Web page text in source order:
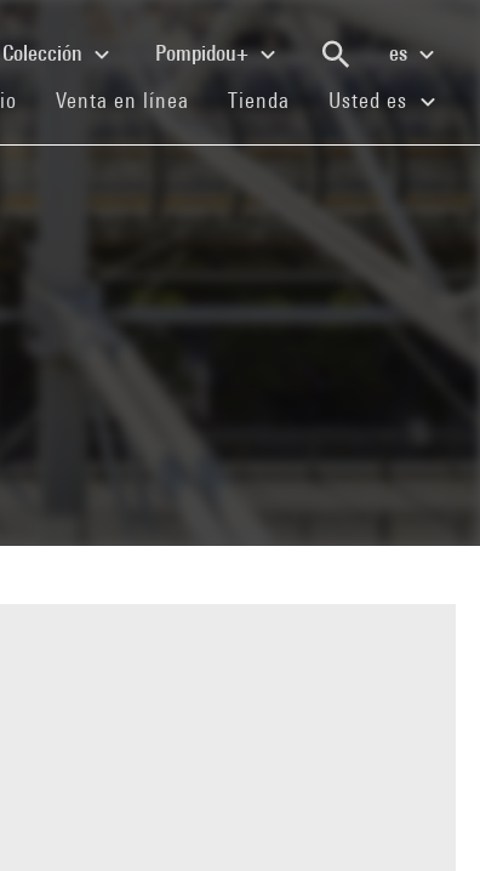
Colección Pompidou+
es
(current)
Venta en línea (current)
Tienda (current)
Usted es